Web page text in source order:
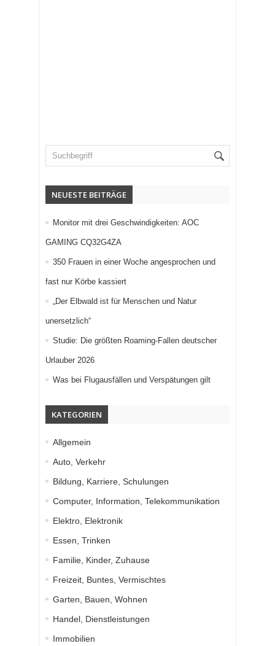
NEUESTE BEITRÄGE
Monitor mit drei Geschwindigkeiten: AOC
GAMING CQ32G4ZA
350 Frauen in einer Woche angesprochen und
fast nur Körbe kassiert
„Der Elbwald ist für Menschen und Natur
unersetzlich“
Studie: Die größten Roaming-Fallen deutscher
Urlauber 2026
Was bei Flugausfällen und Verspätungen gilt
KATEGORIEN
Allgemein
Auto, Verkehr
Bildung, Karriere, Schulungen
Computer, Information, Telekommunikation
Elektro, Elektronik
Essen, Trinken
Familie, Kinder, Zuhause
Freizeit, Buntes, Vermischtes
Garten, Bauen, Wohnen
Handel, Dienstleistungen
Immobilien